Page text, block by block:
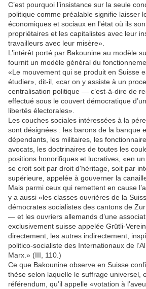
C’est pourquoi l’insistance sur la seule
politique comme préalable signifie laisser
économiques et sociaux en l'état où ils
propriétaires et les capitalistes avec leur
travailleurs avec leur misère».
L’intérêt porté par Bakounine au modèle
fournit un modèle général du
«Le mouvement qui se produit en Suisse
étudier», dit-il, «car on y assiste à un
centralisation politique — c’est-à-dire de
effectué sous le couvert démocratique
libertés électorales».
Les couches sociales intéressées à la
sont désignées : les barons de la banque
dépendants, les militaires, les
avocats, les doctrinaires de toutes les
positions honorifiques et lucratives, «en
se croit soit par droit d'héritage, soit par
supérieure, appelée à gouverner la
Mais parmi ceux qui remettent en cause
y a aussi «les classes ouvrières de la
démocrates socialistes des cantons de
— et les ouvriers allemands d’une
exclusivement suisse appelée Grütli-
directement, les autres indirectement,
politico-socialiste des Internationaux de
Marx.» (III, 110.)
Ce que Bakounine observe en Suisse
thèse selon laquelle le suffrage universel,
référendum, qu’il appelle «votation à